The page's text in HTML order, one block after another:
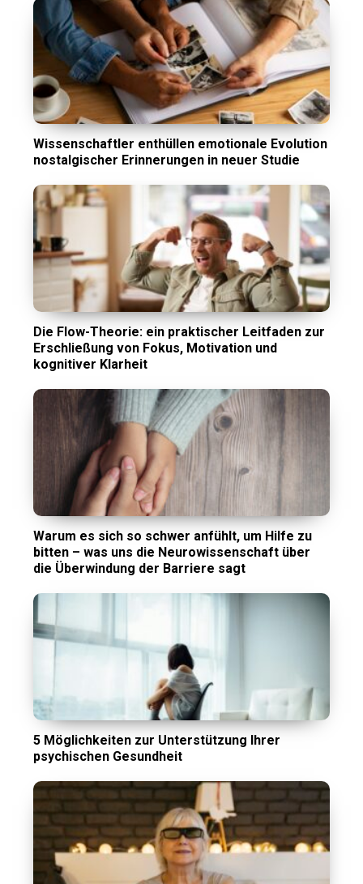
Wissenschaftler enthüllen emotionale Evolution
nostalgischer Erinnerungen in neuer Studie
Die Flow-Theorie: ein praktischer Leitfaden zur
Erschließung von Fokus, Motivation und
kognitiver Klarheit
Warum es sich so schwer anfühlt, um Hilfe zu
bitten – was uns die Neurowissenschaft über
die Überwindung der Barriere sagt
5 Möglichkeiten zur Unterstützung Ihrer
psychischen Gesundheit